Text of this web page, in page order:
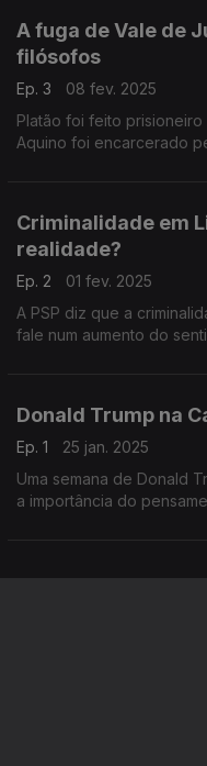
A fuga de Vale de
filósofos
Ep. 3
08 fev. 2025
Platão foi feito
Aquino foi encarcerado
Criminalidade em
realidade?
Ep. 2
01 fev. 2025
A PSP diz que a
fale num aumento do
Donald Trump na
Ep. 1
25 jan. 2025
Uma semana de Donald
a importância do